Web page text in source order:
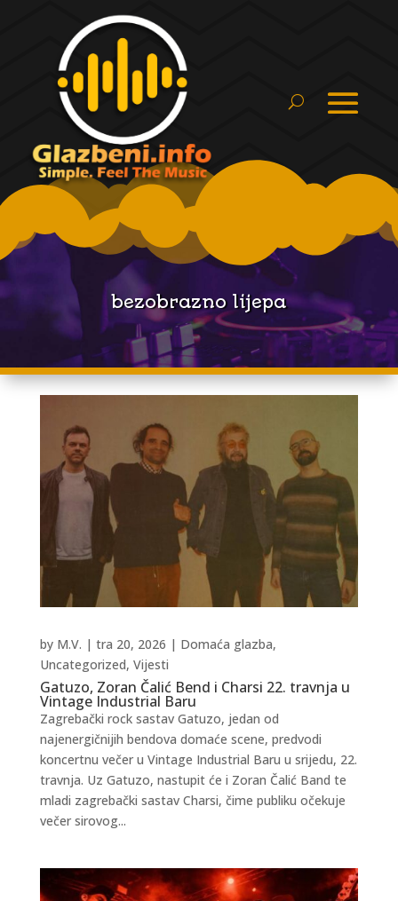
bezobrazno lijepa
Gatuzo, Zoran Čalić Bend i Charsi 22. travnja u
Vintage Industrial Baru
by M.V. | tra 20, 2026 | Domaća glazba,
Uncategorized, Vijesti
Zagrebački rock sastav Gatuzo, jedan od
najenergičnijih bendova domaće scene, predvodi
koncertnu večer u Vintage Industrial Baru u srijedu, 22.
travnja. Uz Gatuzo, nastupit će i Zoran Čalić Band te
mladi zagrebački sastav Charsi, čime publiku očekuje
večer sirovog...